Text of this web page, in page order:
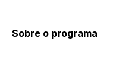
Sobre o programa